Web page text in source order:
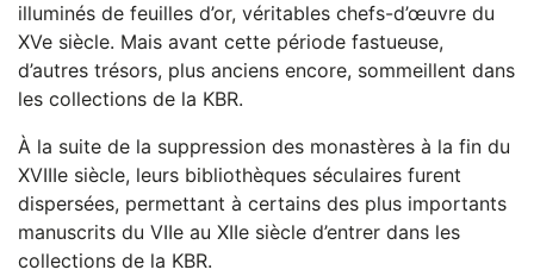
illuminés de feuilles d’or, véritables chefs-d’œuvre du
XVe siècle. Mais avant cette période fastueuse,
d’autres trésors, plus anciens encore, sommeillent dans
les collections de la KBR.
À la suite de la suppression des monastères à la fin du
XVIIIe siècle, leurs bibliothèques séculaires furent
dispersées, permettant à certains des plus importants
manuscrits du VIIe au XIIe siècle d’entrer dans les
collections de la KBR.